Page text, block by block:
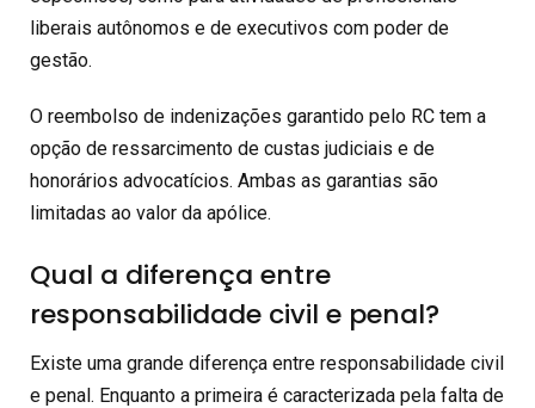
liberais autônomos e de executivos com poder de
gestão.
O reembolso de indenizações garantido pelo RC tem a
opção de ressarcimento de custas judiciais e de
honorários advocatícios. Ambas as garantias são
limitadas ao valor da apólice.
Qual a diferença entre
responsabilidade civil e penal?
Existe uma grande diferença entre responsabilidade civil
e penal. Enquanto a primeira é caracterizada pela falta de